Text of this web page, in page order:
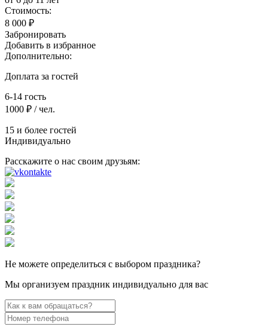
Стоимость:
8 000 ₽
Забронировать
Добавить в избранное
Дополнительно:
Доплата за гостей
6-14 гость
1000 ₽ / чел.
15 и более гостей
Индивидуально
Расскажите о нас своим друзьям:
Не можете определиться с выбором праздника?
Мы организуем праздник индивидуально для вас